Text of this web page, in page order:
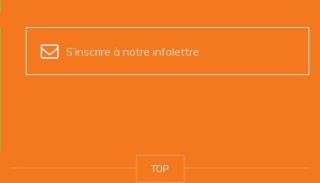
S’inscrire à notre infolettre
TOP